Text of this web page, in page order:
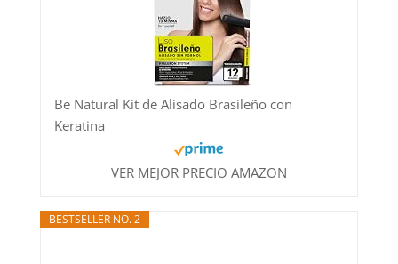
Be Natural Kit de Alisado Brasileño con
Keratina
VER MEJOR PRECIO AMAZON
BESTSELLER NO. 2